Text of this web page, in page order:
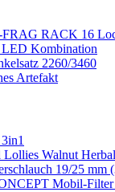
RACK 16
Kombination
2260/3460
Artefakt
Walnut
19/25 mm
Mobil-Filter